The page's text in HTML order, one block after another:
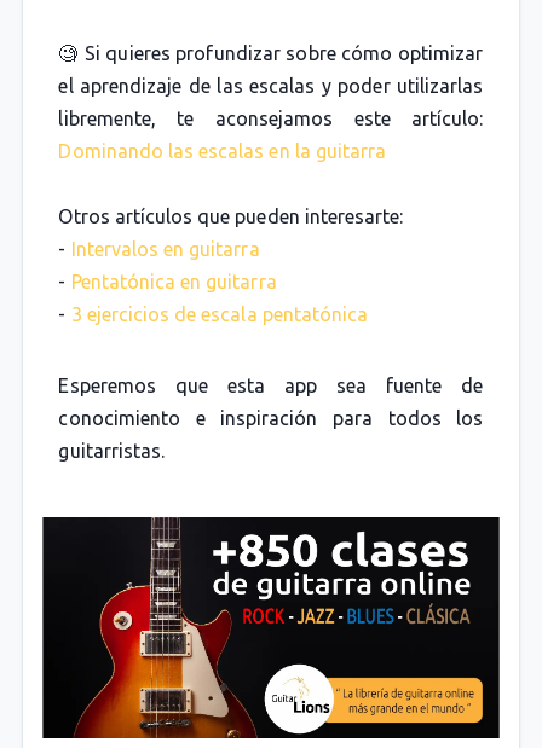
🧐 Si quieres profundizar sobre cómo optimizar
el aprendizaje de las escalas y poder utilizarlas
libremente, te aconsejamos este artículo:
Dominando las escalas en la guitarra
Otros artículos que pueden interesarte:
- Intervalos en guitarra
- Pentatónica en guitarra
- 3 ejercicios de escala pentatónica
Esperemos que esta app sea fuente de
conocimiento e inspiración para todos los
guitarristas.